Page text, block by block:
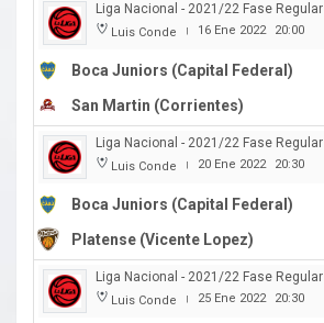
Liga Nacional - 2021/22 Fase Regular
Luis Conde | 16 Ene 2022 20:00
Boca Juniors (Capital Federal)
San Martin (Corrientes)
Liga Nacional - 2021/22 Fase Regular
Luis Conde | 20 Ene 2022 20:30
Boca Juniors (Capital Federal)
Platense (Vicente Lopez)
Liga Nacional - 2021/22 Fase Regular
Luis Conde | 25 Ene 2022 20:30